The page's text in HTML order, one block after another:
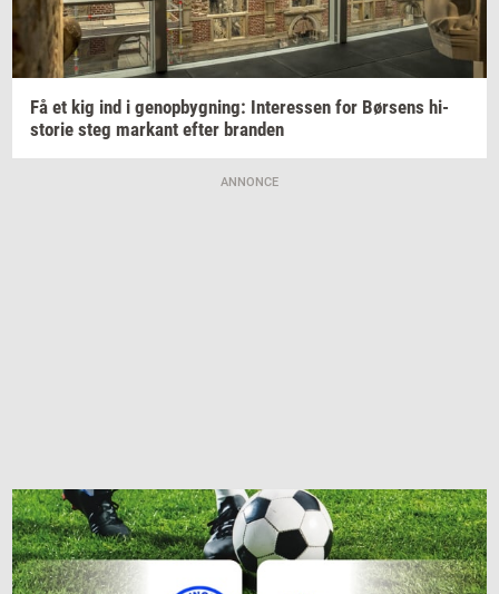
Få et kig ind i genop­byg­ning: In­ter­es­sen for Bør­sens hi­
sto­rie steg mar­kant efter bran­den
ANNONCE